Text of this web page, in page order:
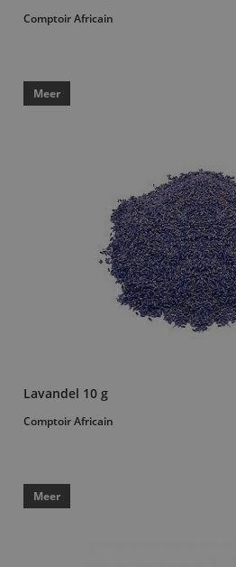
Comptoir Africain
Meer
Lavandel 10 g
Comptoir Africain
Meer